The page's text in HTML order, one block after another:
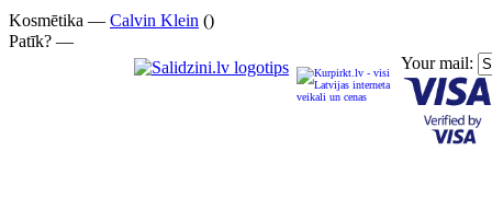
Kosmētika — Calvin Klein ()
Patīk? —
Your mail: